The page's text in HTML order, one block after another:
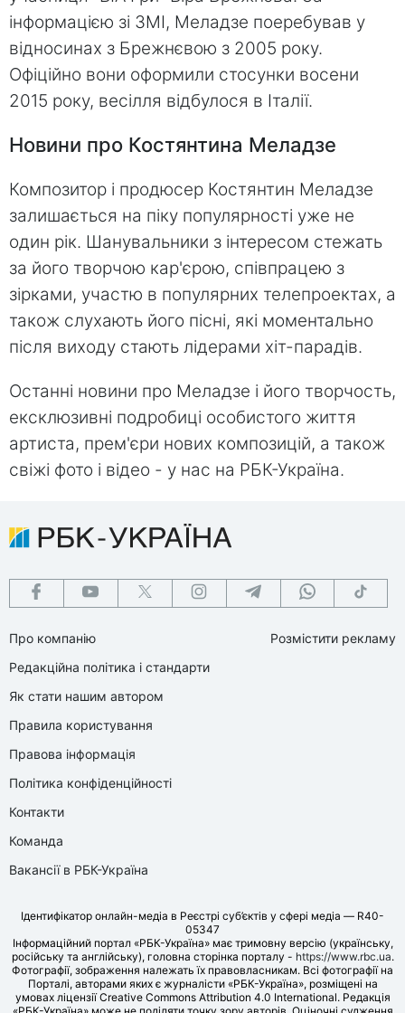
інформацією зі ЗМІ, Меладзе поеребував у
відносинах з Брежнєвою з 2005 року.
Офіційно вони оформили стосунки восени
2015 року, весілля відбулося в Італії.
Новини про Костянтина Меладзе
Композитор і продюсер Костянтин Меладзе
залишається на піку популярності уже не
один рік. Шанувальники з інтересом стежать
за його творчою кар'єрою, співпрацею з
зірками, участю в популярних телепроектах, а
також слухають його пісні, які моментально
після виходу стають лідерами хіт-парадів.
Останні новини про Меладзе і його творчость,
ексклюзивні подробиці особистого життя
артиста, прем'єри нових композицій, а також
свіжі фото і відео - у нас на РБК-Україна.
Про компанію
Редакційна політика і стандарти
Як стати нашим автором
Правила користування
Правова інформація
Політика конфіденційності
Контакти
Команда
Вакансії в РБК-Україна
Розмістити рекламу
Ідентифікатор онлайн-медіа в Реєстрі суб’єктів у сфері медіа — R40-
05347
Інформаційний портал «РБК-Україна» має тримовну версію (українську,
російську та англійську), головна сторінка порталу - https://www.rbc.ua.
Фотографії, зображення належать їх правовласникам. Всі фотографії на
Порталі, авторами яких є журналісти «РБК-Україна», розміщені на
умовах ліцензії Creative Commons Attribution 4.0 International. Редакція